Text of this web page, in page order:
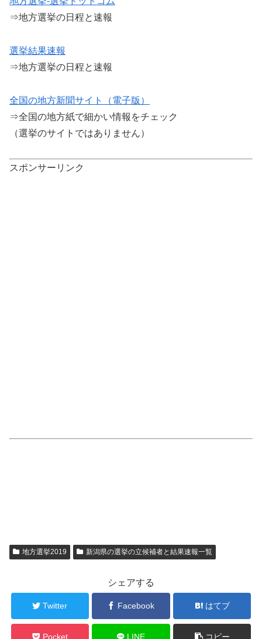
⇒地方選挙の日程と速報
選挙結果速報
⇒地方選挙の日程と速報
全国の地方新聞サイト（電子版）
⇒全国の地方紙で細かい情報をチェック
（選挙のサイトではありません）
スポンサーリンク
地方選挙2019 新潟県の選挙の立候補者と結果速報一覧
シェアする
Twitter Facebook はてブ
Pocket LINE コピー